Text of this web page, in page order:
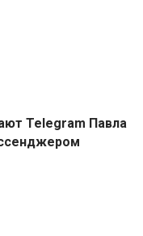
Telegram Павла